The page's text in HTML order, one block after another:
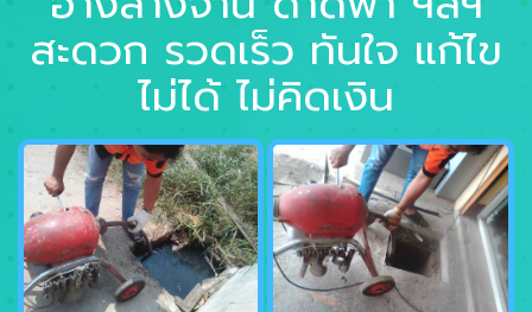
สะดวก รวดเร็ว ทันใจ แก้ไข
ไม่ได้ ไม่คิดเงิน